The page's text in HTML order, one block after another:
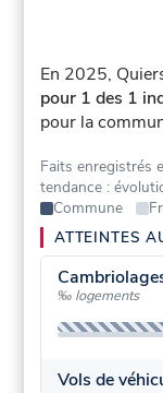
En 2025,
pour 1 des 1
pour la
Faits enregistrés
tendance :
Commune
ATTEINTES
‰ logements
Vols de